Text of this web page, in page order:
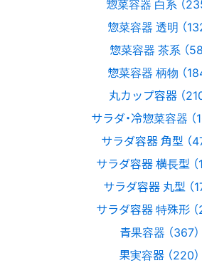
惣菜容器 白系 （
惣菜容器 透明 （
惣菜容器 茶系 （58
惣菜容器 柄物 （
丸カップ容器 （210
サラダ・冷惣菜容器 （
サラダ容器 角型 （
サラダ容器 横長型 （
サラダ容器 丸型 （
サラダ容器 特殊形 （
青果容器 （367）
果実容器 （220）